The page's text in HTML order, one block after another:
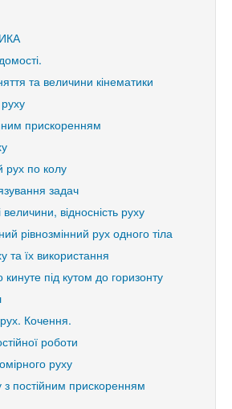
та величини кінематики
прискоренням
рух по колу
задач
відносність руху
рівнозмінний рух одного тіла
та їх використання
під кутом до горизонту
Кочення.
роботи
руху
з постійним прискоренням